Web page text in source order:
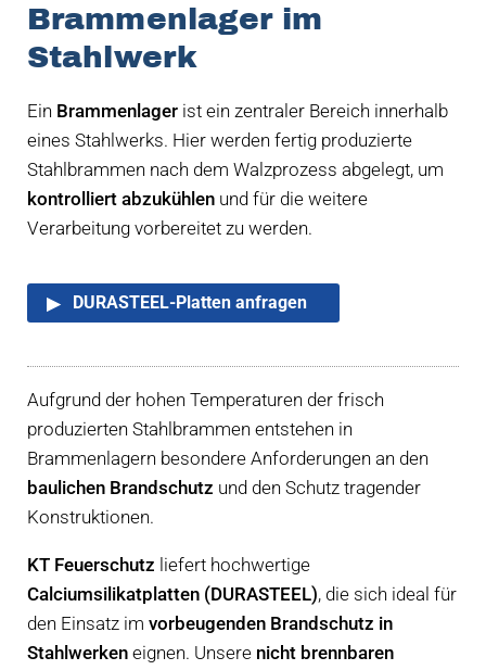
Brammen­lager im
Stahlwerk
Ein Brammenlager ist ein zentraler Bereich innerhalb
eines Stahlwerks. Hier werden fertig produzierte
Stahlbrammen nach dem Walzprozess abgelegt, um
kontrolliert abzukühlen und für die weitere
Verarbeitung vorbereitet zu werden.
DURASTEEL-Platten anfragen
Aufgrund der hohen Temperaturen der frisch
produzierten Stahlbrammen entstehen in
Brammenlagern besondere Anforderungen an den
baulichen Brandschutz und den Schutz tragender
Konstruktionen.
KT Feuerschutz liefert hochwertige
Calciumsilikatplatten (DURASTEEL), die sich ideal für
den Einsatz im vorbeugenden Brandschutz in
Stahlwerken eignen. Unsere nicht brennbaren